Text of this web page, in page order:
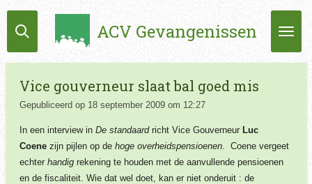
Ga
direct
de
hoofdinhoud
ACV Gevangenissen
Vice gouverneur slaat bal goed mis
Gepubliceerd op 18 september 2009 om 12:27
In een interview in De standaardricht Vice Gouverneur Luc
Coenezijn pijlen op de hoge overheidspensioenen. Coene vergeet
echter handigrekening te houden met de aanvullende pensioenen
en de fiscaliteit. Wie dat wel doet, kan er niet onderuit : de